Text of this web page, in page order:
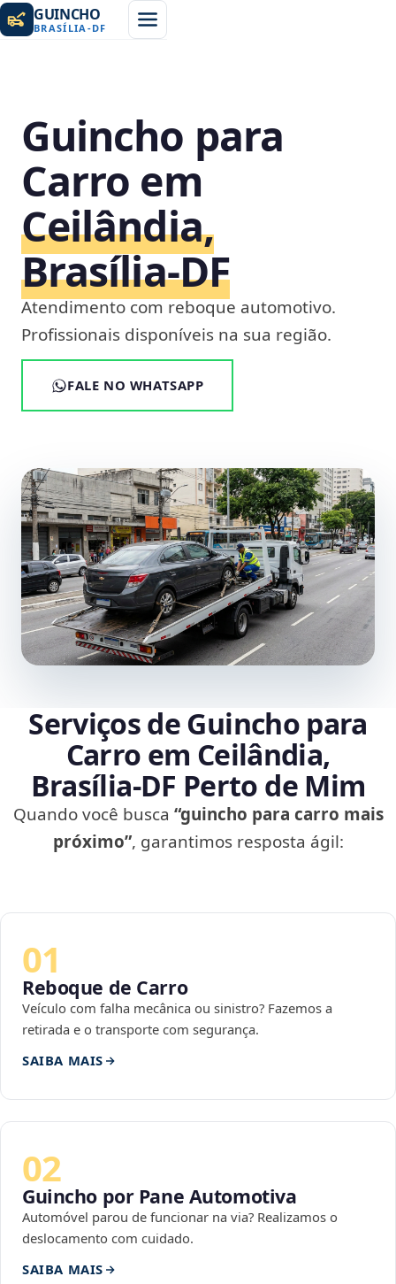
GUINCHO
BRASÍLIA -DF
Guincho para
Carro em
Ceilândia,
Brasília‑DF
Atendimento com reboque automotivo.
Profissionais disponíveis na sua região.
FALE NO WHATSAPP
Serviços de Guincho para
Carro em Ceilândia,
Brasília‑DF Perto de Mim
Quando você busca “guincho para carro mais
próximo”, garantimos resposta ágil:
01
Reboque de Carro
Veículo com falha mecânica ou sinistro? Fazemos a
retirada e o transporte com segurança.
SAIBA MAIS
02
Guincho por Pane Automotiva
Automóvel parou de funcionar na via? Realizamos o
deslocamento com cuidado.
SAIBA MAIS